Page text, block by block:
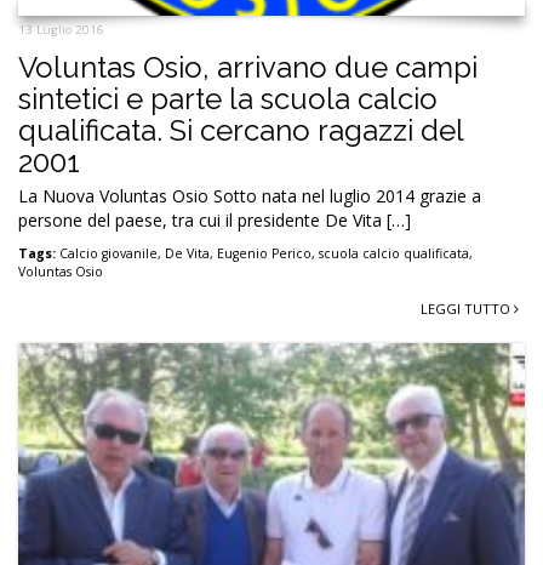
13 Luglio 2016
Voluntas Osio, arrivano due campi
sintetici e parte la scuola calcio
qualificata. Si cercano ragazzi del
2001
La Nuova Voluntas Osio Sotto nata nel luglio 2014 grazie a
persone del paese, tra cui il presidente De Vita […]
Tags: Calcio giovanile, De Vita, Eugenio Perico, scuola calcio qualificata,
Voluntas Osio
LEGGI TUTTO